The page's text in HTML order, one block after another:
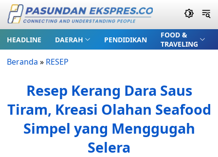
HEADLINE DAERAH PENDIDIKAN
FOOD &
TRAVELING
Beranda » RESEP
Resep Kerang Dara Saus
Tiram, Kreasi Olahan Seafood
Simpel yang Menggugah
Selera